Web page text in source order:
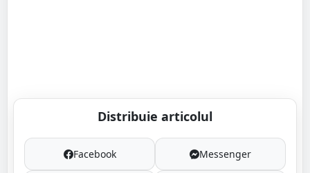
Distribuie articolul
Facebook Messenger